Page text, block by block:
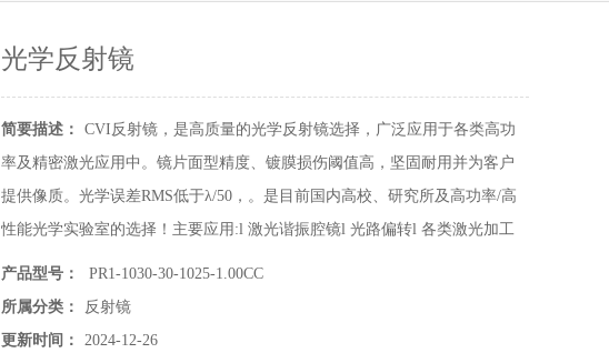
光学反射镜
简要描述：
CVI反射镜，是高质量的光学反射镜选择，广泛应用于各类高功
率及精密激光应用中。镜片面型精度、镀膜损伤阈值高，坚固耐用并为客户
提供像质。光学误差RMS低于λ/50，。是目前国内高校、研究所及高功率/高
性能光学实验室的选择！主要应用:l 激光谐振腔镜l 光路偏转l 各类激光加工
设备产品参数：类别系列代码波长范围nm反射率直径mm面型精度表面质量损
伤阈值窄带部分反射镜。
产品型号：
PR1-1030-30-1025-1.00CC
所属分类：
反射镜
更新时间：
2024-12-26